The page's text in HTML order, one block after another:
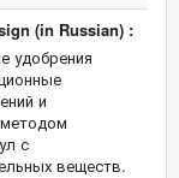
(in Russian) :
удобрения
и
с
веществ.